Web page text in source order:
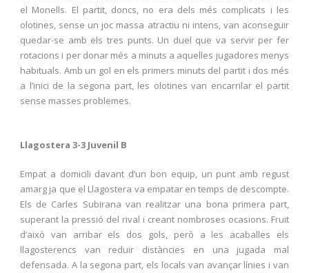
el Monells. El partit, doncs, no era dels més complicats i les
olotines, sense un joc massa atractiu ni intens, van aconseguir
quedar-se amb els tres punts. Un duel que va servir per fer
rotacions i per donar més a minuts a aquelles jugadores menys
habituals. Amb un gol en els primers minuts del partit i dos més
a l’inici de la segona part, les olotines van encarrilar el partit
sense masses problemes.
Llagostera 3-3 Juvenil B
Empat a domicili davant d’un bon equip, un punt amb regust
amarg ja que el Llagostera va empatar en temps de descompte.
Els de Carles Subirana van realitzar una bona primera part,
superant la pressió del rival i creant nombroses ocasions. Fruit
d’això van arribar els dos gols, però a les acaballes els
llagosterencs van reduir distàncies en una jugada mal
defensada. A la segona part, els locals van avançar línies i van